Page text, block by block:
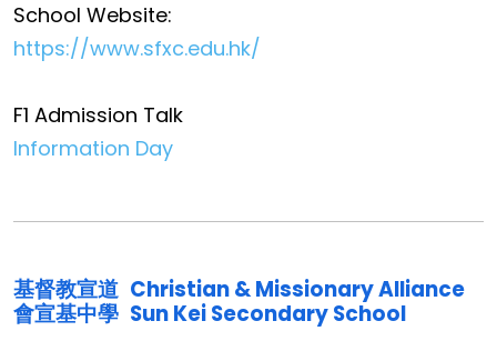
School Website:
https://www.sfxc.edu.hk/
F1 Admission Talk
Information Day
基督教宣道
會宣基中學
Christian & Missionary Alliance
Sun Kei Secondary School